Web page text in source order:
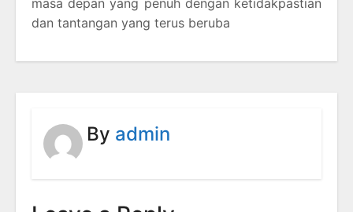
masa depan yang penuh dengan ketidakpastian
dan tantangan yang terus beruba
By admin